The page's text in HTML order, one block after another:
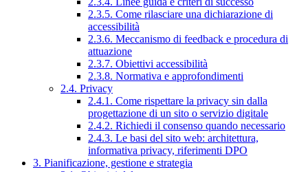
2.3.5. Come rilasciare una dichiarazione di
accessibilità
2.3.6. Meccanismo di feedback e procedura di
attuazione
2.3.7. Obiettivi accessibilità
2.3.8. Normativa e approfondimenti
2.4. Privacy
2.4.1. Come rispettare la privacy sin dalla
progettazione di un sito o servizio digitale
2.4.2. Richiedi il consenso quando necessario
2.4.3. Le basi del sito web: architettura,
informativa privacy, riferimenti DPO
3. Pianificazione, gestione e strategia